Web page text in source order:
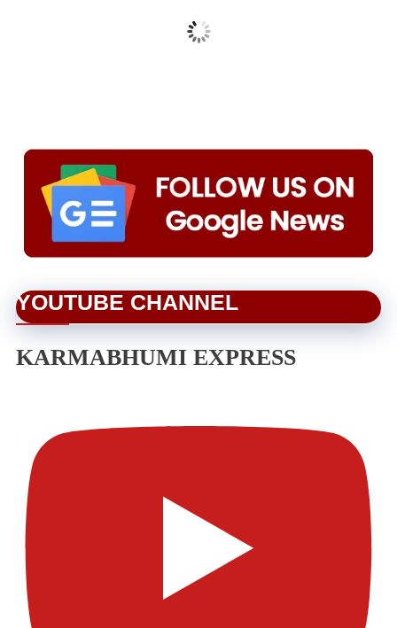
YOUTUBE CHANNEL
KARMABHUMI EXPRESS